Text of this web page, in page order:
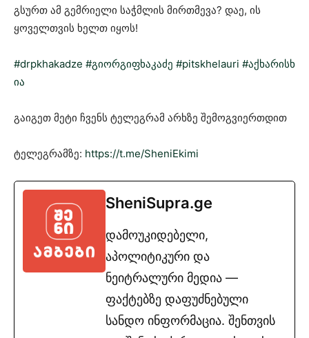
გსურთ ამ გემრიელი საჭმლის მირთმევა? დაე, ის
ყოველთვის ხელთ იყოს!
#drpkhakadze #გიორგიფხაკაძე #pitskhelauri #აქხარისხ
ია
გაიგეთ მეტი ჩვენს ტელეგრამ არხზე შემოგვიერთდით
ტელეგრამზე: https://t.me/SheniEkimi
SheniSupra.ge
დამოუკიდებელი,
აპოლიტიკური და
ნეიტრალური მედია —
ფაქტებზე დაფუძნებული
სანდო ინფორმაცია. შენთვის